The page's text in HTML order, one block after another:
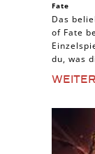
Fate
Das
of Fate
du, was